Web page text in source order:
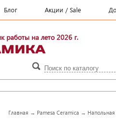
Блог Акции / Sale
работы на лето 2026 г.
Главная → Pamesa Ceramica → Напольная